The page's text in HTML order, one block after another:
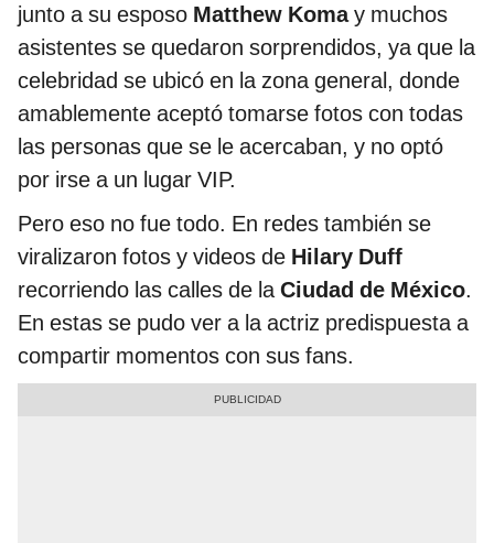
junto a su esposo Matthew Komay muchos
asistentes se quedaron sorprendidos, ya que la
celebridad se ubicó en la zona general, donde
amablemente aceptó tomarse fotos con todas
las personas que se le acercaban, y no optó
por irse a un lugar VIP.
Pero eso no fue todo. En redes también se
viralizaron fotos y videos de Hilary Duff
recorriendo las calles de laCiudad de México.
En estas se pudo ver a la actriz predispuesta a
compartir momentos con sus fans.